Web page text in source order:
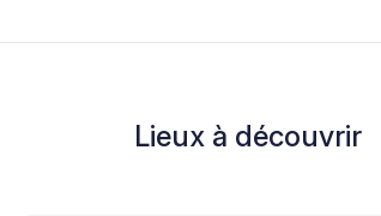
Lieux à découvrir